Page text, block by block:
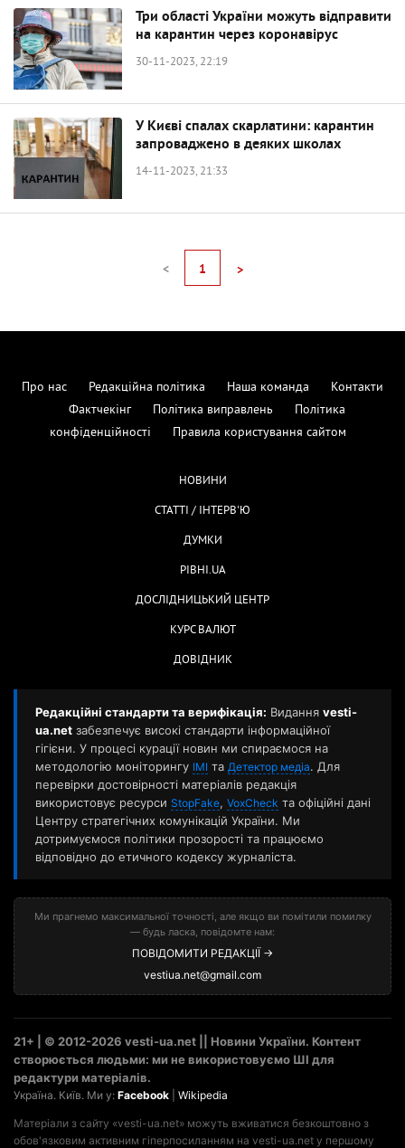
Три області України можуть відправити
на карантин через коронавірус
30-11-2023, 22:19
У Києві спалах скарлатини: карантин
запроваджено в деяких школах
14-11-2023, 21:33
< 1 >
Про нас Редакційна політика Наша команда
Контакти
Фактчекінг
Політика виправлень
Політика
конфіденційності
Правила користування сайтом
НОВИНИ
СТАТТІ / ІНТЕРВ'Ю
ДУМКИ
РІВНІ.UA
ДОСЛІДНИЦЬКИЙ ЦЕНТР
КУРС ВАЛЮТ
ДОВІДНИК
Редакційні стандарти та верифікація: Видання vesti-
ua.net забезпечує високі стандарти інформаційної
гігієни. У процесі курації новин ми спираємося на
методологію моніторингу ІМІ та Детектор медіа. Для
перевірки достовірності матеріалів редакція
використовує ресурси StopFake, VoxCheck та офіційні дані
Центру стратегічних комунікацій України. Ми
дотримуємося політики прозорості та працюємо
відповідно до етичного кодексу журналіста.
Ми прагнемо максимальної точності, але якщо ви помітили помилку
— будь ласка, повідомте нам:
ПОВІДОМИТИ РЕДАКЦІЇ →
vestiua.net@gmail.com
21+ | © 2012-2026 vesti-ua.net || Новини України. Контент
створюється людьми: ми не використовуємо ШІ для
редактури матеріалів.
Україна. Київ. Ми у: Facebook Wikipedia
Матеріали з сайту «vesti-ua.net» можуть вживатися безкоштовно з
обов'язковим активним гіперпосиланням на vesti-ua.net у першому